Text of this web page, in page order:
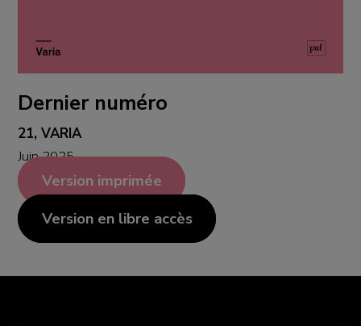
Dernier numéro
21, VARIA
Juin 2025
Version imprimée
Version en libre accès